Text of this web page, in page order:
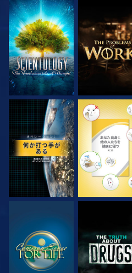
シリーズを探求 シリーズを探求
観る 観る
観る 観る